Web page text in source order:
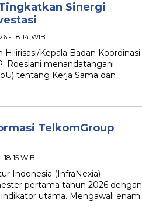
Sinergi
- 18:14 WIB
Kepala Badan Koordinasi
Roeslani menandatangani
tentang Kerja Sama dan
TelkomGroup
WIB
Indonesia (InfraNexia)
pertama tahun 2026 dengan
utama. Mengawali enam